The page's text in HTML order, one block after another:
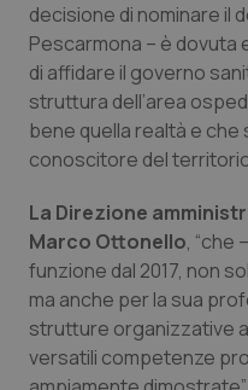
Psoriasi & pelle
Quotidiano
Quotidiano
Quotidiano
Quotidiano
Rene &
decisione di nominare il
Pescarmona – è
di affidare il governo
struttura dell’area
bene quella realtà e
conoscitore del
La Direzione
Marco Ottonello, “che
funzione dal 2017, non
ma anche per la sua
strutture organizzative
versatili competenze